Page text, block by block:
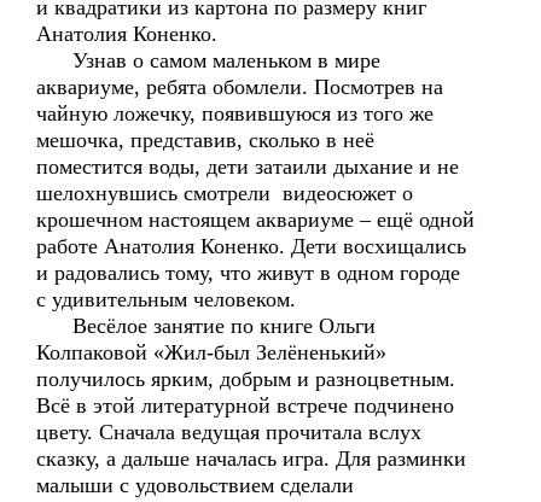
и квадратики из картона по размеру книг
Анатолия Коненко.
Узнав о самом маленьком в мире
аквариуме, ребята обомлели. Посмотрев на
чайную ложечку, появившуюся из того же
мешочка, представив, сколько в неё
поместится воды, дети затаили дыхание и не
шелохнувшись смотрели видеосюжет о
крошечном настоящем аквариуме – ещё одной
работе Анатолия Коненко. Дети восхищались
и радовались тому, что живут в одном городе
с удивительным человеком.
Весёлое занятие по книге Ольги
Колпаковой «Жил-был Зелёненький»
получилось ярким, добрым и разноцветным.
Всё в этой литературной встрече подчинено
цвету. Сначала ведущая прочитала вслух
сказку, а дальше началась игра. Для разминки
малыши с удовольствием сделали